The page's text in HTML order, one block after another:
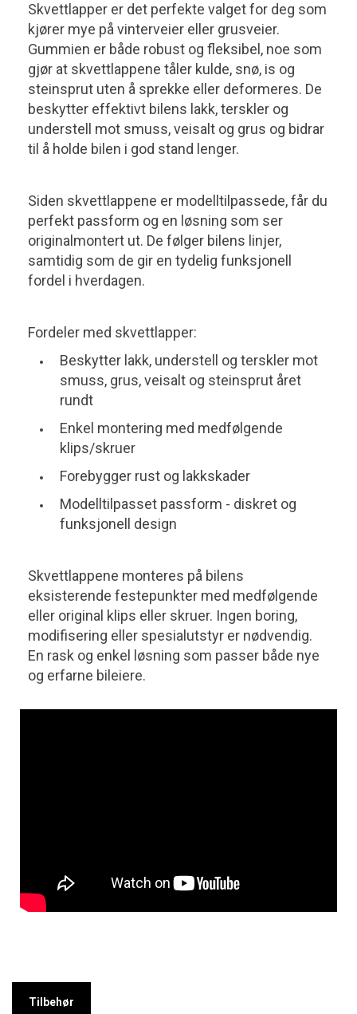
Skvettlapper er det perfekte valget for deg som
kjører mye på vinterveier eller grusveier.
Gummien er både robust og fleksibel, noe som
gjør at skvettlappene tåler kulde, snø, is og
steinsprut uten å sprekke eller deformeres. De
beskytter effektivt bilens lakk, terskler og
understell mot smuss, veisalt og grus og bidrar
til å holde bilen i god stand lenger.
Siden skvettlappene er modelltilpassede, får du
perfekt passform og en løsning som ser
originalmontert ut. De følger bilens linjer,
samtidig som de gir en tydelig funksjonell
fordel i hverdagen.
Fordeler med skvettlapper:
Beskytter lakk, understell og terskler mot
smuss, grus, veisalt og steinsprut året
rundt
Enkel montering med medfølgende
klips/skruer
Forebygger rust og lakkskader
Modelltilpasset passform - diskret og
funksjonell design
Skvettlappene monteres på bilens
eksisterende festepunkter med medfølgende
eller original klips eller skruer. Ingen boring,
modifisering eller spesialutstyr er nødvendig.
En rask og enkel løsning som passer både nye
og erfarne bileiere.
Tilbehør